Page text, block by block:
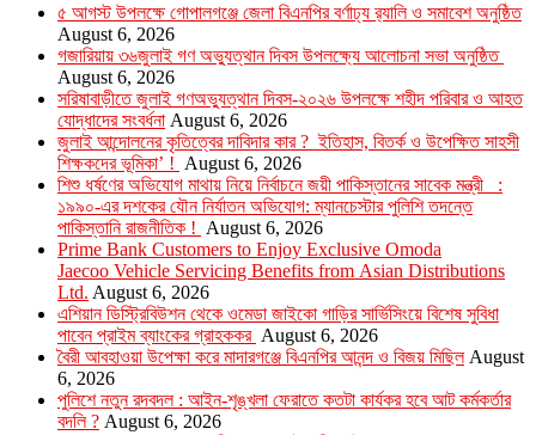
৫ আগস্ট উপলক্ষে গোপালগঞ্জে জেলা বিএনপির বর্ণাঢ্য র‍্যালি ও সমাবেশ অনুষ্ঠিত
August 6, 2026
গজারিয়ায় ৩৬জুলাই গণ অভ্যুত্থান দিবস উপলক্ষ্যে আলোচনা সভা অনুষ্ঠিত
August 6, 2026
সরিষাবাড়ীতে জুলাই গণঅভ্যুত্থান দিবস-২০২৬ উপলক্ষে শহীদ পরিবার ও আহত
যোদ্ধাদের সংবর্ধনা August 6, 2026
জুলাই আন্দোলনের কৃতিত্বের দাবিদার কার ? ইতিহাস, বিতর্ক ও উপেক্ষিত সাহসী
শিক্ষকদের ভূমিকা’ ! August 6, 2026
শিশু ধর্ষণের অভিযোগ মাথায় নিয়ে নির্বাচনে জয়ী পাকিস্তানের সাবেক মন্ত্রী :
১৯৯০-এর দশকের যৌন নির্যাতন অভিযোগ: ম্যানচেস্টার পুলিশি তদন্তে
পাকিস্তানি রাজনীতিক ! August 6, 2026
Prime Bank Customers to Enjoy Exclusive Omoda
Jaecoo Vehicle Servicing Benefits from Asian Distributions
Ltd. August 6, 2026
এশিয়ান ডিস্ট্রিবিউশন থেকে ওমেডা জাইকো গাড়ির সার্ভিসিংয়ে বিশেষ সুবিধা
পাবেন প্রাইম ব্যাংকের গ্রাহককর August 6, 2026
বৈরী আবহাওয়া উপেক্ষা করে মাদারগঞ্জে বিএনপির আনন্দ ও বিজয় মিছিল August
6, 2026
পুলিশে নতুন রদবদল : আইন-শৃঙ্খলা ফেরাতে কতটা কার্যকর হবে আট কর্মকর্তার
বদলি ? August 6, 2026